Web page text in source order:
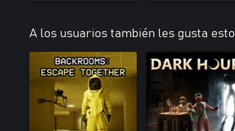
A los usuarios también les gusta esto